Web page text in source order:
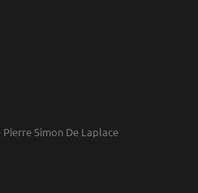
Pierre Simon De Laplace